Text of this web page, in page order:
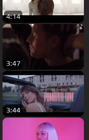
4:14
3:47
3:44